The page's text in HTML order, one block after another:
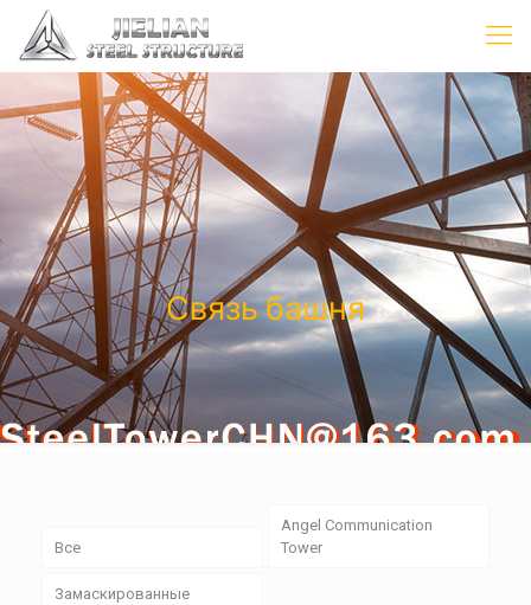
Связь башня
Все
Angel Communication
Tower
Замаскированные